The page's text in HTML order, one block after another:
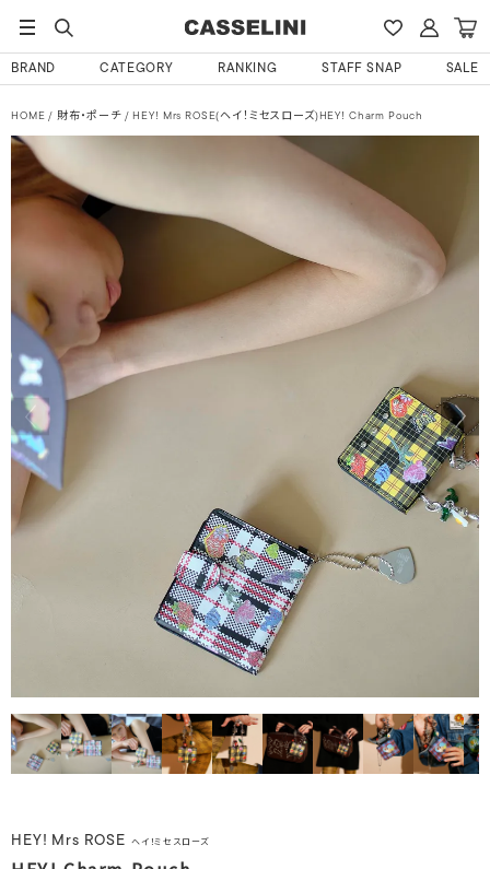
BRAND CATEGORY RANKING STAFF SNAP SALE
HOME 財布・ポーチ HEY! Mrs ROSE(ヘイ！ミセスローズ)HEY! Charm Pouch
HEY! Mrs ROSE ヘイ！ミセスローズ